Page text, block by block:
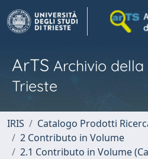
ArTS Archivio
Trieste
IRIS
Catalogo Prodotti
2 Contributo in Volume
2.1 Contributo in Volume